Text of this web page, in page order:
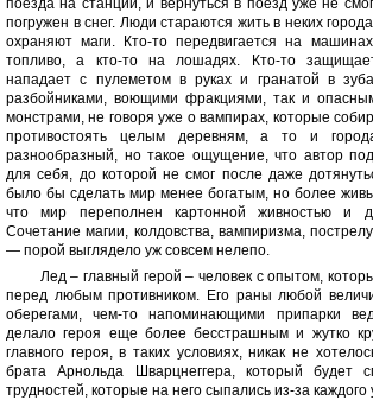
поезда на станции, и вернуться в поезд уже не
погружен в снег. Люди стараются жить в неких
охраняют маги. Кто-то передвигается на
топливо, а кто-то на лошадях. Кто-то
нападает с пулеметом в руках и гранатой в
разбойниками, воющими фракциями, так и
монстрами, не говоря уже о вампирах, которые
противостоять целым деревням, а то и
разнообразный, но такое ощущение, что автор
для себя, до которой не смог после даже
было бы сделать мир менее богатым, но более
что мир переполнен картонной живностью и
Сочетание магии, колдовства, вампиризма,
— порой выглядело уж совсем нелепо.
Лед – главный герой – человек с опытом,
перед любым противником. Его раны любой
оберегами, чем-то напоминающими припарки
делало героя еще более бесстрашным и жутко
главного героя, в таких условиях, никак не
брата Арнольда Шварцнеггера, который будет
трудностей, которые на него сыпались из-за каждого